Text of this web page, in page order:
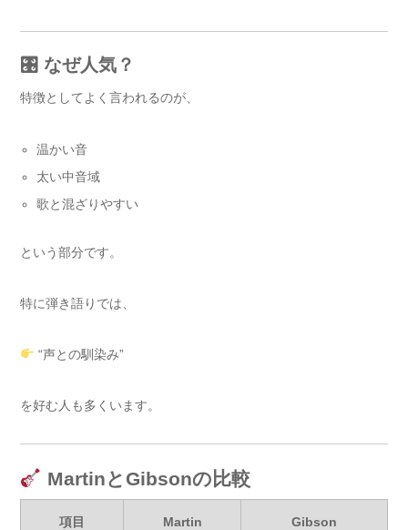
🎛 なぜ人気？
特徴としてよく言われるのが、
温かい音
太い中音域
歌と混ざりやすい
という部分です。
特に弾き語りでは、
“声との馴染み”
を好む人も多くいます。
MartinとGibsonの比較
項目 Martin Gibson